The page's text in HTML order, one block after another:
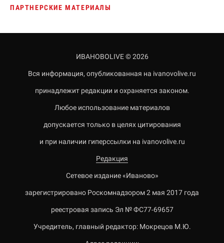
ПАРТНЕРСКИЕ МАТЕРИАЛЫ
ИВАНОВОLIVE © 2026
Вся информация, опубликованная на ivanovolive.ru
принадлежит редакции и охраняется законом.
Любое использование материалов
допускается только в целях цитирования
и при наличии гиперссылки на ivanovolive.ru
Редакция
Сетевое издание «Иваново»
зарегистрировано Роскомнадзором 2 мая 2017 года
реестровая запись Эл № ФС77-69657
Учредитель, главный редактор: Мокрецов М.Ю.